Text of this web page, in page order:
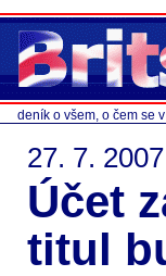
deník o všem, o čem se
27. 7. 2007
Účet
titul